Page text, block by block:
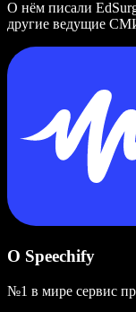
О нём писали
другие ведущие
О Speechify
№1 в мире сервис